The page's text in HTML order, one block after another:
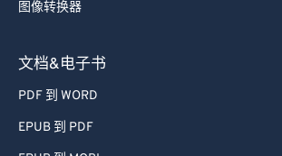
图像转换器
文档&电子书
PDF 到 WORD
EPUB 到 PDF